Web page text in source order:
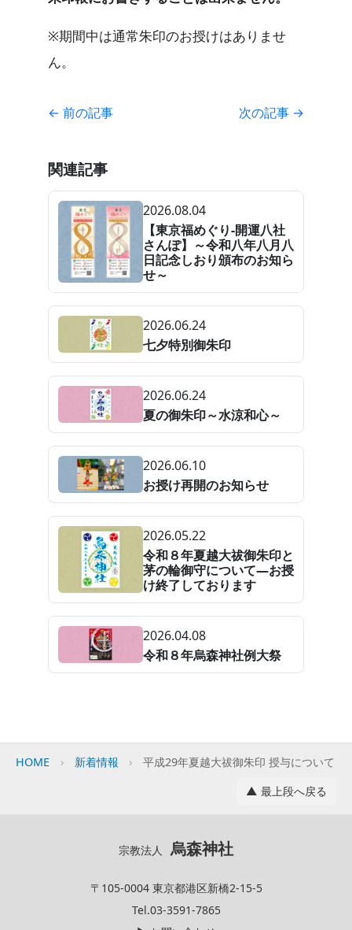
※期間中は通常朱印のお授けはありませ
ん。
← 前の記事 次の記事 →
関連記事
2026.08.04
【東京福めぐり-開運八社
さんぽ】～令和八年八月八
日記念しおり頒布のお知ら
せ～
2026.06.24
七夕特別御朱印
2026.06.24
夏の御朱印～水涼和心～
2026.06.10
お授け再開のお知らせ
2026.05.22
令和８年夏越大祓御朱印と
茅の輪御守について—お授
け終了しております
2026.04.08
令和８年烏森神社例大祭
HOME 新着情報
平成29年夏越大祓御朱印 授与について
▲ 最上段へ戻る
宗教法人 烏森神社
〒105-0004 東京都港区新橋2-15-5
Tel.03-3591-7865